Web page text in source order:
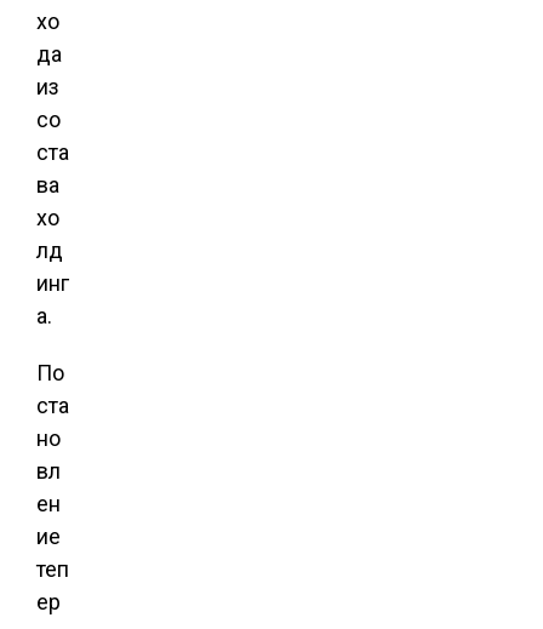
хо
да
из
со
ста
ва
хо
лд
инг
а.
По
ста
но
вл
ен
ие
теп
ер